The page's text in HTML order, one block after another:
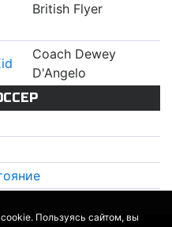
Пользуясь сайтом, вы
British Flyer
Coach Dewey
D'Angelo